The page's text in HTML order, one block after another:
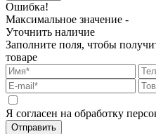
Ошибка!
Максимальное значение -
Уточнить наличие
Заполните поля, чтобы
товаре
Я согласен на обработку
Отправить